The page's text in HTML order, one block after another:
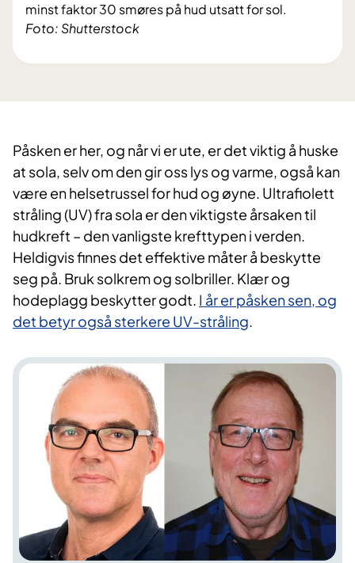
Foto: Shutterstock
minst faktor 30 smøres på hud utsatt for sol.
Påsken er her, og når vi er ute, er det viktig å huske
at sola, selv om den gir oss lys og varme, også kan
være en helsetrussel for hud og øyne. Ultrafiolett
stråling (UV) fra sola er den viktigste årsaken til
hudkreft – den vanligste krefttypen i verden.
Heldigvis finnes det effektive måter å beskytte
seg på. Bruk solkrem og solbriller. Klær og
hodeplagg beskytter godt. I år er påsken sen, og
det betyr også sterkere UV-stråling.